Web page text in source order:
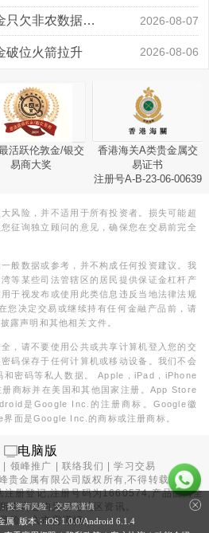
领峰金评：万事俱备 黄金只欠非农数据“东风” 2026-08-07
破位火箭拉升 2026-08-06
活跃伦敦金/银交
易商大奖
香港海关A类贵金属交
易证书
注册号A-B-23-06-00639
风险，并不适用于所有投资者。损失可能超
征询独立顾问的意见，确保您在交易前完全
般数据或参考，并不构成任何投资建议。我
等某些司法管辖区的居民提供保证金杠杆产
于视发布或使用此类信息违反当地法律法规
您决定交易或继续持有任何金融产品前，请
露声明和其他相关文件。
，请不要使用公共或共享计算机登入您的交
码保存于任何计算机或移动设备。我们不会
和密码等私人数据。 Apple，iPad，iPhone
商标并在美国和其他国家注册。App Store
是Google Inc.的注册商标。Google徽
面是Google Inc.的商标或注册商标。
电脑版
领峰推广 |联络我们 |学习交易
贵金属有限公司版权所有,不得转载
注册登记,注册号码为1660574,产品面向全
有内容均为香港地区资讯。
险，入市需谨慎。
投资有风险，交易需谨慎
属 版本：iOS 1.0.0/Android 6.1.4